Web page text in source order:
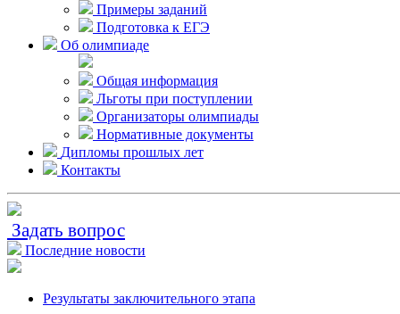
Примеры заданий
Подготовка к ЕГЭ
Об олимпиаде
Общая информация
Льготы при поступлении
Организаторы олимпиады
Нормативные документы
Дипломы прошлых лет
Контакты
Задать вопрос
Последние новости
Результаты заключительного этапа